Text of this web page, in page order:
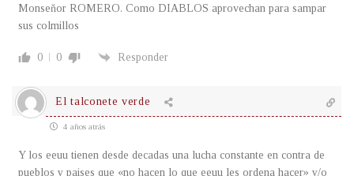
Monseňor ROMERO. Como DIABLOS aprovechan para sampar
sus colmillos
0 0 Responder
El talconete verde
4 años atrás
Y los eeuu tienen desde decadas una lucha constante en contra de
pueblos y paises que «no hacen lo que eeuu les ordena hacer» y/o